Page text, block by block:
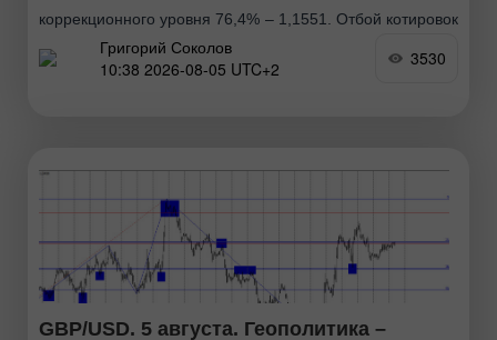
коррекционного уровня 76,4% – 1,1551. Отбой котировок
сегодня
Григорий Соколов
10:38 2026-08-05 UTC+2
3530
GBP/USD. 5 августа. Геополитика –